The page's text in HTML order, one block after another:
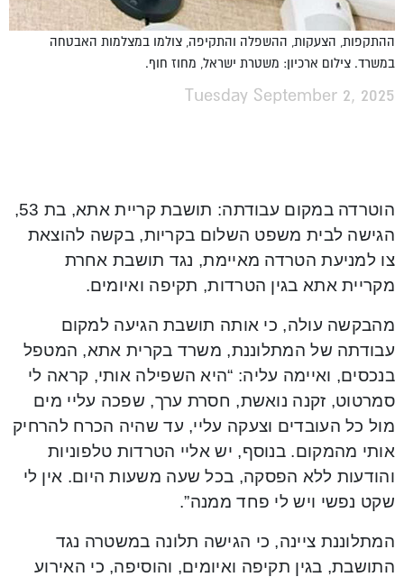
ההתקפות, הצעקות, ההשפלה והתקיפה, צולמו במצלמות האבטחה
במשרד. צילום ארכיון: משטרת ישראל, מחוז חוף.
Tuesday September 2, 2025
הוטרדה במקום עבודתה: תושבת קריית אתא, בת 53,
הגישה לבית משפט השלום בקריות, בקשה להוצאת
צו למניעת הטרדה מאיימת, נגד תושבת אחרת
מקריית אתא בגין הטרדות, תקיפה ואיומים.
מהבקשה עולה, כי אותה תושבת הגיעה למקום
עבודתה של המתלוננת, משרד בקרית אתא, המטפל
בנכסים, ואיימה עליה: “היא השפילה אותי, קראה לי
סמרטוט, זקנה נואשת, חסרת ערך, שפכה עליי מים
מול כל העובדים וצעקה עליי, עד שהיה הכרח להרחיק
אותי מהמקום. בנוסף, יש אליי הטרדות טלפוניות
והודעות ללא הפסקה, בכל שעה משעות היום. אין לי
שקט נפשי ויש לי פחד ממנה”.
המתלוננת ציינה, כי הגישה תלונה במשטרה נגד
התושבת, בגין תקיפה ואיומים, והוסיפה, כי האירוע